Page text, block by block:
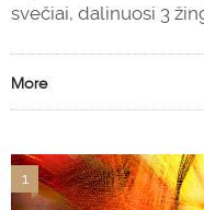
svečiai, dalinuosi 3
More
1